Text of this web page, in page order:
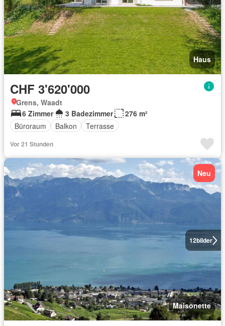
Haus
CHF 3'620'000
Grens, Waadt
6 Zimmer
3 Badezimmer
276 m²
Büroraum
Balkon Terrasse
Vor 21 Stunden
12bilder
Neu
Maisonette